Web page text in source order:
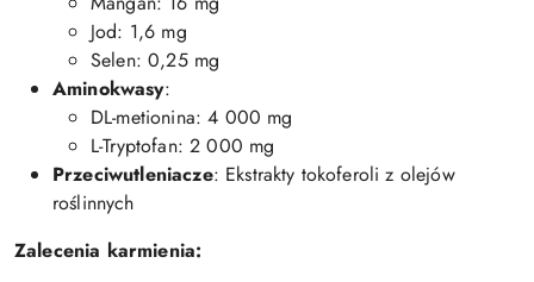
Jod: 1,6 mg
Selen: 0,25 mg
Aminokwasy:
DL-metionina: 4 000 mg
L-Tryptofan: 2 000 mg
Przeciwutleniacze: Ekstrakty tokoferoli z olejów
roślinnych
Zalecenia karmienia: